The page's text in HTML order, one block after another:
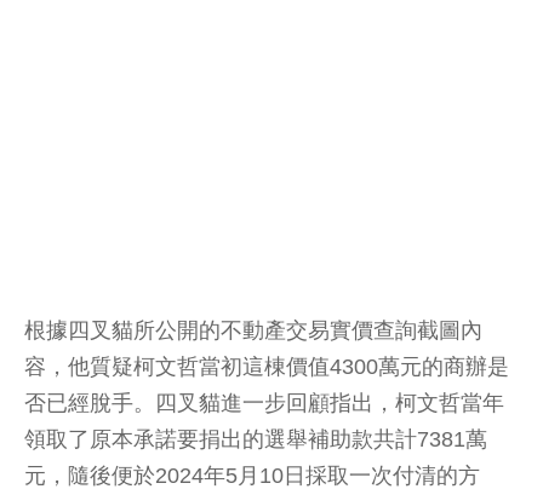
根據四叉貓所公開的不動產交易實價查詢截圖內
容，他質疑柯文哲當初這棟價值4300萬元的商辦是
否已經脫手。四叉貓進一步回顧指出，柯文哲當年
領取了原本承諾要捐出的選舉補助款共計7381萬
元，隨後便於2024年5月10日採取一次付清的方